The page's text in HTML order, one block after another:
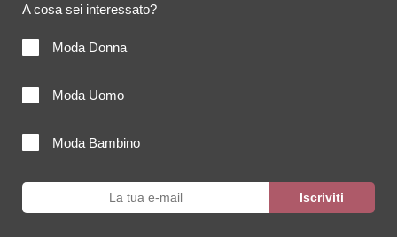
A cosa sei interessato?
Moda Donna
Moda Uomo
Moda Bambino